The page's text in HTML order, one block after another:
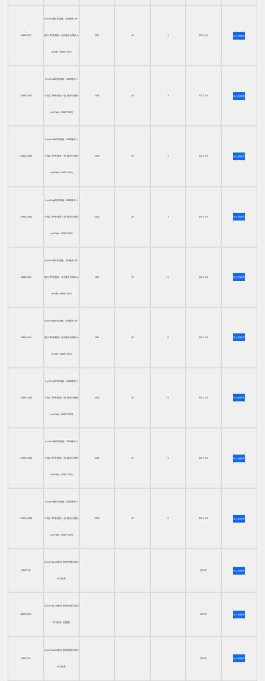
1360A-601
AccuPod样本窃贼。600毫米 1个
端口 带有赠送一盒1毫升无菌Acc
uPods（8360T-10S)
600 25 1 316 L SS 加入购物车
1360A-1001
AccuPod样本窃贼。1000毫米 1
个端口 带有赠送一盒1毫升无菌A
ccuPods（8360T-10S)
1000 25 1 316 L SS 加入购物车
1360A-1501
AccuPod样本窃贼。1500毫米 1
个端口 带有赠送一盒1毫升无菌A
ccuPods（8360T-10S)
1500 25 1 316 L SS 加入购物车
1360A-2001
AccuPod样本窃贼。2000毫米 1
个端口 带有赠送一盒1毫升无菌A
ccuPods（8360T-10S)
2000 25 1 316 L SS 加入购物车
1360A-303
AccuPod样本窃贼。300毫米 3个
端口 带有赠送一盒1毫升无菌Acc
uPods（8360T-10S)
300 25 3 316 L SS 加入购物车
1360A-603
AccuPod样本窃贼。600毫米 3个
端口 带有赠送一盒1毫升无菌Acc
uPods（8360T-10S)
600 25 3 316 L SS 加入购物车
1360A-1003
AccuPod样本窃贼。1000毫米 3
个端口 带有赠送一盒1毫升无菌A
ccuPods（8360T-10S)
1000 25 3 316 L SS 加入购物车
1360A-1503
AccuPod样本窃贼。1500毫米 3
个端口 带有赠送一盒1毫升无菌A
ccuPods（8360T-10S)
1500 25 3 316 L SS 加入购物车
1360A-2003
AccuPod样本窃贼。2000毫米 3
个端口 带有赠送一盒1毫升无菌A
ccuPods（8360T-10S)
2000 25 3 316 L SS 加入购物车
8360T-10
AccuPod 1.0毫升-高密度聚乙烯-5
0个/盒装
- - - HDPE 加入购物车
8360T-10S
AccuPod 1.0毫升-高密度聚乙烯-5
0个/盒装, 无菌版
- - - HDPE 加入购物车
8360T-50
AccuPod 5.0毫升-高密度聚乙烯-5
0个/盒装
- - - HDPE 加入购物车